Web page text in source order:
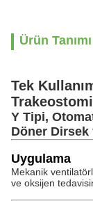
Ürün Tanımı
Tek
Y Tipi,
Döner Dirsek
Uygulama
Mekanik
ve oksijen